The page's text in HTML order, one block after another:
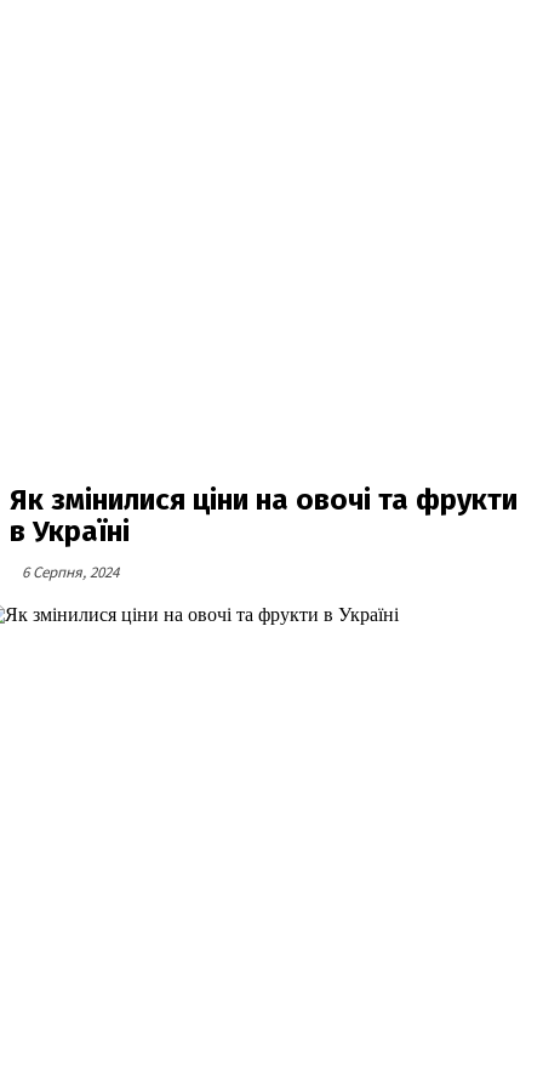
Як змінилися ціни на овочі та фрукти
в Україні
6 Серпня, 2024